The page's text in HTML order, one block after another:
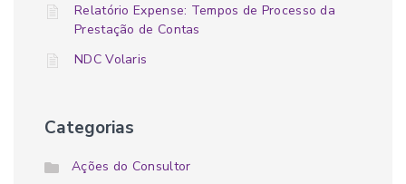
Relatório Expense: Tempos de Processo da
Prestação de Contas
NDC Volaris
Categorias
Ações do Consultor